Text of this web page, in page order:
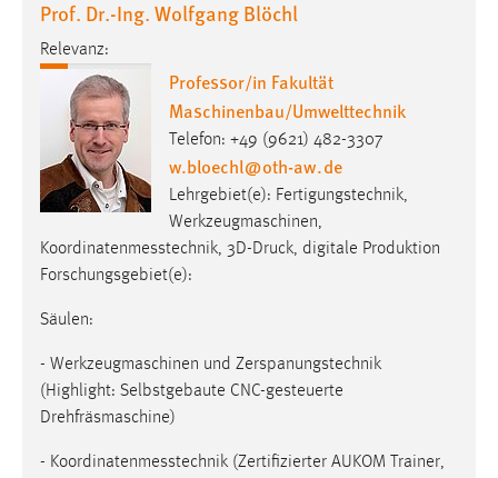
Prof. Dr.-Ing. Wolfgang Blöchl
Relevanz:
Professor/in Fakultät
Maschinenbau/Umwelttechnik
Telefon: +49 (9621) 482-3307
w.bloechl@oth-aw.de
Lehrgebiet(e): Fertigungstechnik,
Werkzeugmaschinen,
Koordinatenmesstechnik, 3D-Druck, digitale Produktion
Forschungsgebiet(e):
Säulen:
- Werkzeugmaschinen und Zerspanungstechnik
(Highlight: Selbstgebaute CNC-gesteuerte
Drehfräsmaschine)
- Koordinatenmesstechnik (Zertifizierter AUKOM Trainer,